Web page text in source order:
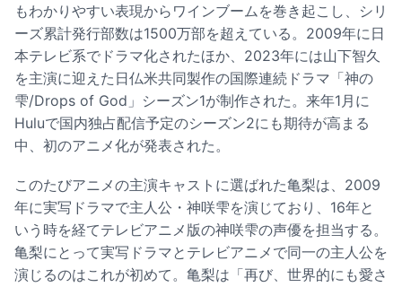
もわかりやすい表現からワインブームを巻き起こし、シリ
ーズ累計発行部数は1500万部を超えている。2009年に日
本テレビ系でドラマ化されたほか、2023年には山下智久
を主演に迎えた日仏米共同製作の国際連続ドラマ「神の
雫/Drops of God」シーズン1が制作された。来年1月に
Huluで国内独占配信予定のシーズン2にも期待が高まる
中、初のアニメ化が発表された。
このたびアニメの主演キャストに選ばれた亀梨は、2009
年に実写ドラマで主人公・神咲雫を演じており、16年と
いう時を経てテレビアニメ版の神咲雫の声優を担当する。
亀梨にとって実写ドラマとテレビアニメで同一の主人公を
演じるのはこれが初めて。亀梨は「再び、世界的にも愛さ